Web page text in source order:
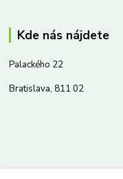
Kde nás nájdete
Palackého 22
Bratislava, 811 02